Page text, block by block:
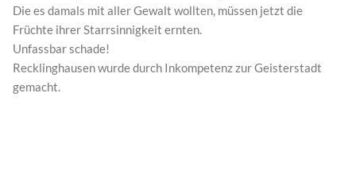
Die es damals mit aller Gewalt wollten, müssen jetzt die
Früchte ihrer Starrsinnigkeit ernten.
Unfassbar schade!
Recklinghausen wurde durch Inkompetenz zur Geisterstadt
gemacht.